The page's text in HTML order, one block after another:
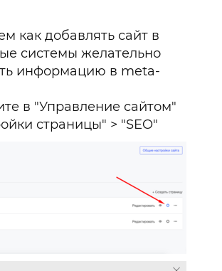
сайта или
по редактору
тарифа
сайтов
на продвижение в
как добавлять сайт в
системы желательно
информацию в meta-
в "Управление сайтом"
страницы" > "SEO"